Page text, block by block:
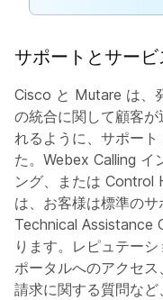
サポートとサー
Cisco と Mutare は、
の統合に関して顧客
れるように、サポー
た。Webex Calling イ
ング、または Control
は、お客様は標準の
Technical Assistance
ります。レピュテー
ポータルへのアクセス
請求に関する質問な